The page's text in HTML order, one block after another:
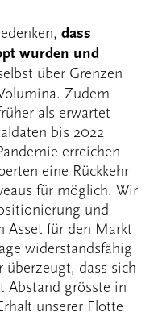
dass
wurden und
über Grenzen
Zudem
als erwartet
bis 2022
erreichen
eine Rückkehr
für möglich. Wir
und
Asset für den Markt
widerstandsfähig
dass sich
Abstand grösste in
unserer Flotte